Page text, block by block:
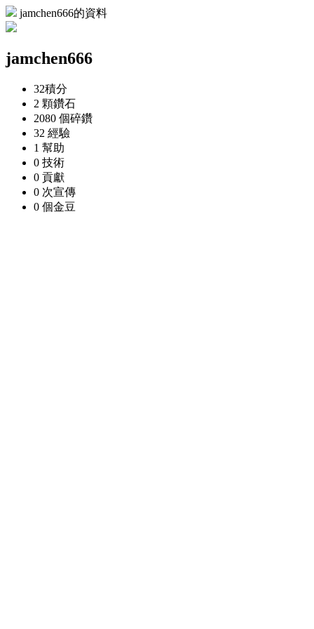
jamchen666的資料
jamchen666
32積分
2 顆鑽石
2080 個碎鑽
32 經驗
1 幫助
0 技術
0 貢獻
0 次宣傳
0 個金豆